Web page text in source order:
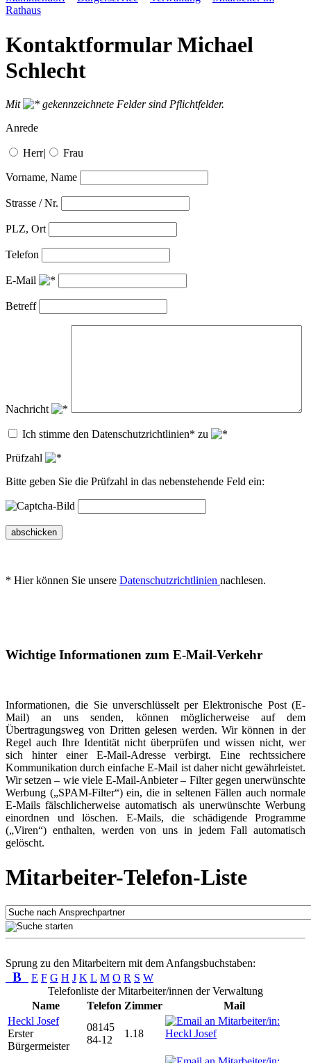
Rathaus
Kontaktformular Michael
Schlecht
Mit
gekennzeichnete Felder sind Pflichtfelder.
Anrede
Herr| Frau
Vorname, Name
Strasse / Nr.
PLZ, Ort
Telefon
E-Mail
Betreff
Nachricht
Ich stimme den Datenschutzrichtlinien* zu
Prüfzahl
Bitte geben Sie die Prüfzahl in das nebenstehende Feld ein:
abschicken
* Hier können Sie unsere Datenschutzrichtlinien nachlesen.
Wichtige Informationen zum E-Mail-Verkehr
Informationen, die Sie unverschlüsselt per Elektronische Post (E-
Mail) an uns senden, können möglicherweise auf dem
Übertragungsweg von Dritten gelesen werden. Wir können in der
Regel auch Ihre Identität nicht überprüfen und wissen nicht, wer
sich hinter einer E-Mail-Adresse verbirgt. Eine rechtssichere
Kommunikation durch einfache E-Mail ist daher nicht gewährleistet.
Wir setzen – wie viele E-Mail-Anbieter – Filter gegen unerwünschte
Werbung („SPAM-Filter“) ein, die in seltenen Fällen auch normale
E-Mails fälschlicherweise automatisch als unerwünschte Werbung
einordnen und löschen. E-Mails, die schädigende Programme
(„Viren“) enthalten, werden von uns in jedem Fall automatisch
gelöscht.
Mitarbeiter-Telefon-Liste
Sprung zu den Mitarbeitern mit dem Anfangsbuchstaben:
B E F G H J K L M O R S W
Telefonliste der Mitarbeiter/innen der Verwaltung
Name
Telefon Zimmer
Mail
Heckl Josef
Erster
Bürgermeister
08145
84-12
1.18